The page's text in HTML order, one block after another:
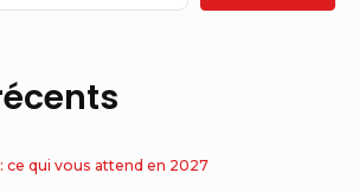
ce qui vous attend en 2027